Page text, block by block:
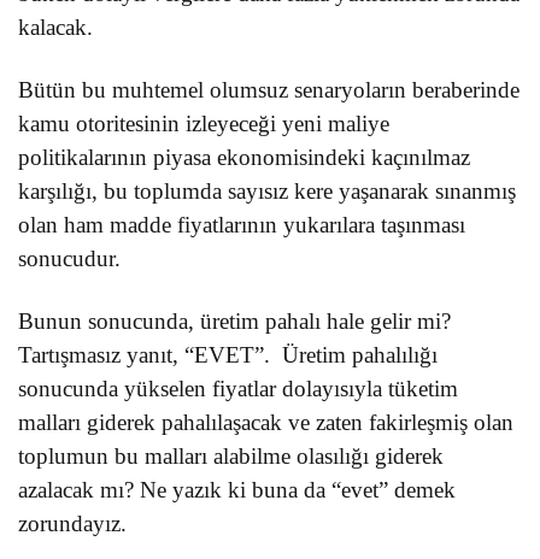
kalacak.
Bütün bu muhtemel olumsuz senaryoların beraberinde
kamu otoritesinin izleyeceği yeni maliye
politikalarının piyasa ekonomisindeki kaçınılmaz
karşılığı, bu toplumda sayısız kere yaşanarak sınanmış
olan ham madde fiyatlarının yukarılara taşınması
sonucudur.
Bunun sonucunda, üretim pahalı hale gelir mi?
Tartışmasız yanıt, “EVET”. Üretim pahalılığı
sonucunda yükselen fiyatlar dolayısıyla tüketim
malları giderek pahalılaşacak ve zaten fakirleşmiş olan
toplumun bu malları alabilme olasılığı giderek
azalacak mı? Ne yazık ki buna da “evet” demek
zorundayız.